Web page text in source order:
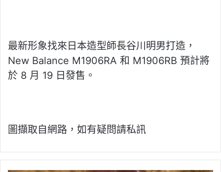
最新形象找來日本造型師長谷川明男打造，
New Balance M1906RA 和 M1906RB 預計將
於 8 月 19 日發售。
圖擷取自網路，如有疑問請私訊